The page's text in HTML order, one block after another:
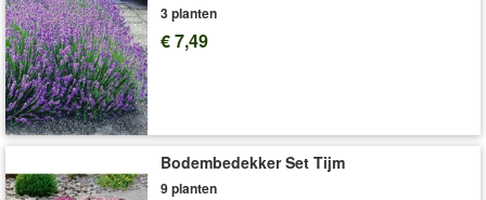
'Phlox'
Plant- en Verzorgingstips
3 planten
€ 7,49
Bodembedekker Set Tijm
9 planten